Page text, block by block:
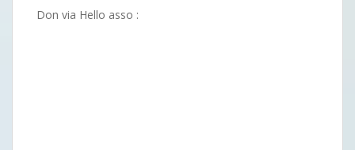
Don via Hello asso :